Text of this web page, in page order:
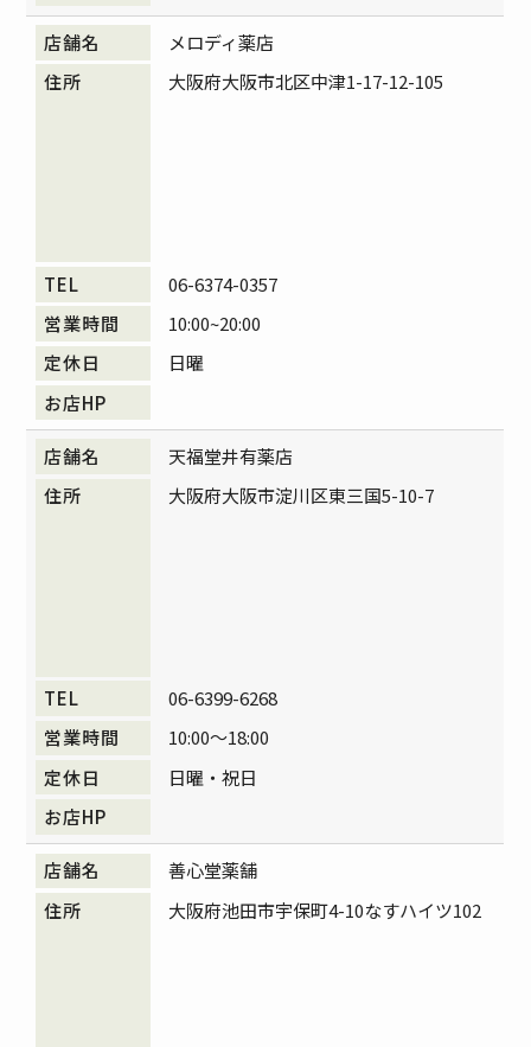
メロディ薬店
大阪府大阪市北区中津1-17-12-105
06-6374-0357
10:00~20:00
日曜
天福堂井有薬店
大阪府大阪市淀川区東三国5-10-7
06-6399-6268
10:00～18:00
日曜・祝日
善心堂薬舗
大阪府池田市宇保町4-10なすハイツ102